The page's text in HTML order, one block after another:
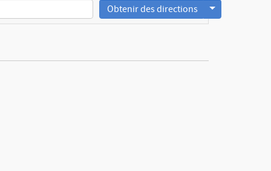
Obtenir des directions